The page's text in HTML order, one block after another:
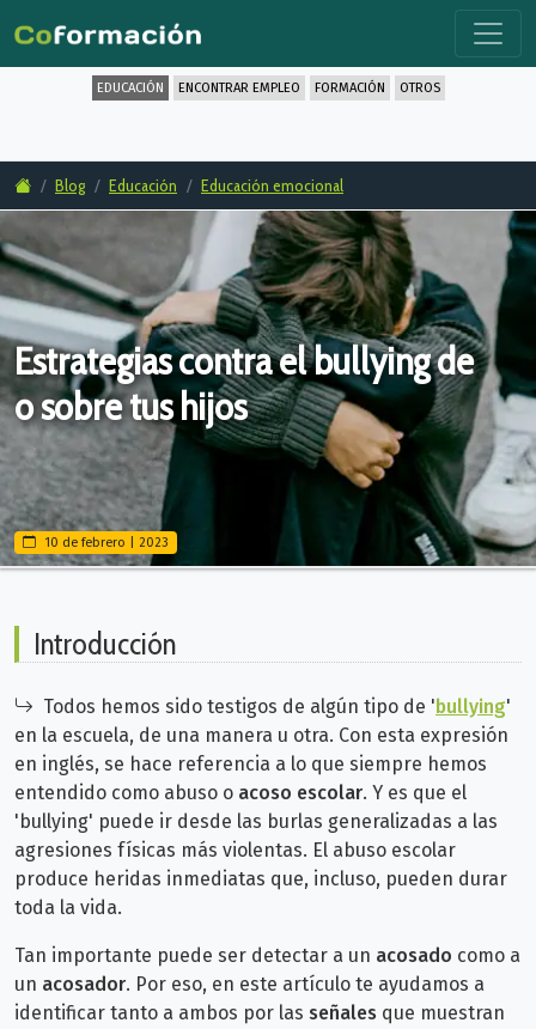
EDUCACIÓN ENCONTRAR EMPLEO FORMACIÓN OTROS
Blog Educación Educación emocional
Estrategias contra el bullying de
o sobre tus hijos
10 de febrero | 2023
Introducción
Todos hemos sido testigos de algún tipo de ' bullying'
en la escuela, de una manera u otra. Con esta expresión
en inglés, se hace referencia a lo que siempre hemos
entendido como abuso o acoso escolar. Y es que el
'bullying' puede ir desde las burlas generalizadas a las
agresiones físicas más violentas. El abuso escolar
produce heridas inmediatas que, incluso, pueden durar
toda la vida.
Tan importante puede ser detectar a un acosado como a
un acosador. Por eso, en este artículo te ayudamos a
identificar tanto a ambos por las señales que muestran